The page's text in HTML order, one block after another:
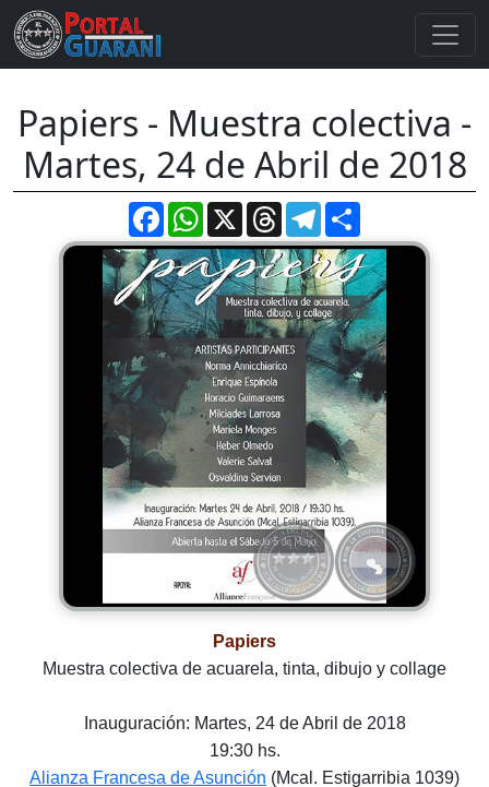
Papiers - Muestra colectiva -
Martes, 24 de Abril de 2018
FacebookWhatsApp
X ThreadsTelegram
Papiers
Muestra colectiva de acuarela, tinta, dibujo y collage
Inauguración: Martes, 24 de Abril de 2018
19:30 hs.
Alianza Francesa de Asunción (Mcal. Estigarribia 1039)